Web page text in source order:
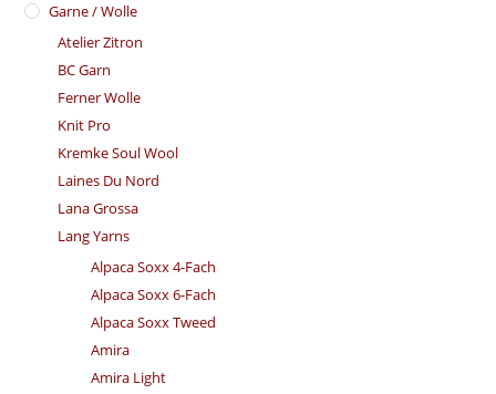
Garne / Wolle
Atelier Zitron
BC Garn
Ferner Wolle
Knit Pro
Kremke Soul Wool
Laines Du Nord
Lana Grossa
Lang Yarns
Alpaca Soxx 4-Fach
Alpaca Soxx 6-Fach
Alpaca Soxx Tweed
Amira
Amira Light